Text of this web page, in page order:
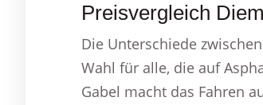
Preisvergleich
Die Unterschiede
Wahl für alle, die auf
Gabel macht das Fahren